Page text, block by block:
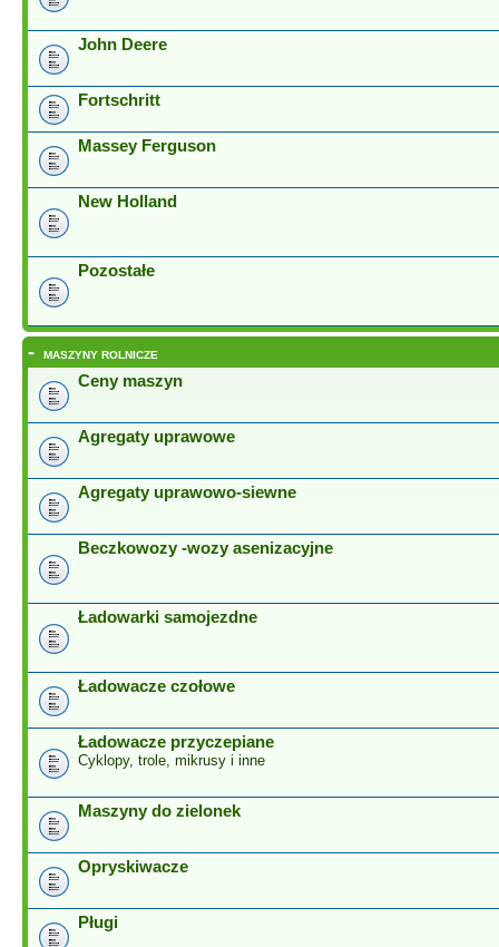
John Deere
Fortschritt
Massey Ferguson
New Holland
Pozostałe
- MASZYNY ROLNICZE
Ceny maszyn
Agregaty uprawowe
Agregaty uprawowo-siewne
Beczkowozy -wozy asenizacyjne
Ładowarki samojezdne
Ładowacze czołowe
Ładowacze przyczepiane
Cyklopy, trole, mikrusy i inne
Maszyny do zielonek
Opryskiwacze
Pługi